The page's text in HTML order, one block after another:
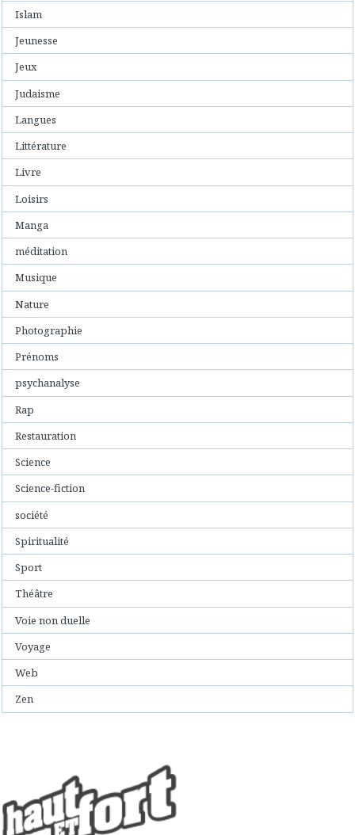
Islam
Jeunesse
Jeux
Judaisme
Langues
Littérature
Livre
Loisirs
Manga
méditation
Musique
Nature
Photographie
Prénoms
psychanalyse
Rap
Restauration
Science
Science-fiction
société
Spiritualité
Sport
Théâtre
Voie non duelle
Voyage
Web
Zen